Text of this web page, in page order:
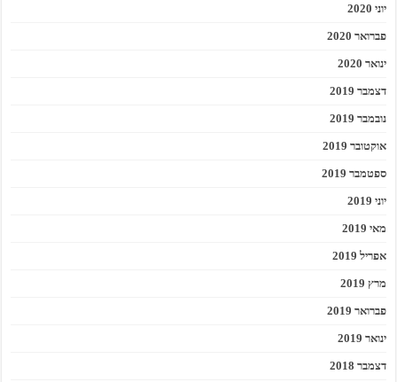
יוני 2020
פברואר 2020
ינואר 2020
דצמבר 2019
נובמבר 2019
אוקטובר 2019
ספטמבר 2019
יוני 2019
מאי 2019
אפריל 2019
מרץ 2019
פברואר 2019
ינואר 2019
דצמבר 2018